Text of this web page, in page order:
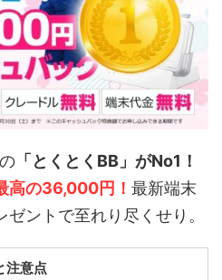
「とくとくBB」がNo1！
高の36,000円！ 最新端末
ントで至れり尽くせり。
注意点